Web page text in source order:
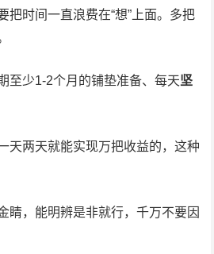
把时间一直浪费在“想”上面。多把
至少1-2个月的铺垫准备、每天坚
天两天就能实现万把收益的，这种
睛，能明辨是非就行，千万不要因